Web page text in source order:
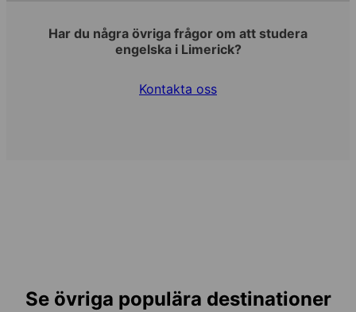
Har du några övriga frågor om att studera
engelska i Limerick?
Kontakta oss
Se övriga populära destinationer